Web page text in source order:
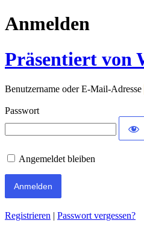
Anmelden
Präsentiert von
Benutzername oder E-Mail-Adresse
Passwort
Angemeldet bleiben
Registrieren | Passwort vergessen?